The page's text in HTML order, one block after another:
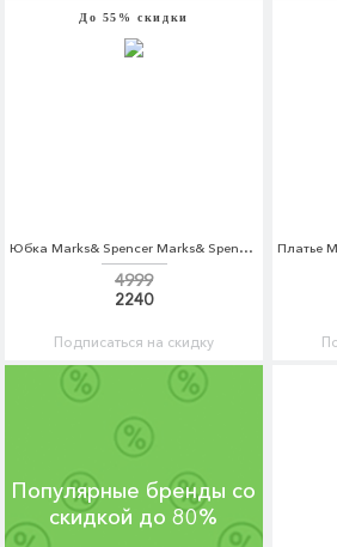
До 55% скидки
Юбка Marks& Spencer Marks& Spencer MA178EWARAY9
4999
2240
Подписаться на скидку
Популярные бренды со
скидкой до 80%